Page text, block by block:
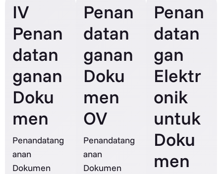
IV
Penan
datan
ganan
Doku
men
Penandatang
anan
Dokumen
Penan
datan
ganan
Doku
men
OV
Penandatang
anan
Dokumen
Penan
datan
gan
Elektr
onik
untuk
Doku
men